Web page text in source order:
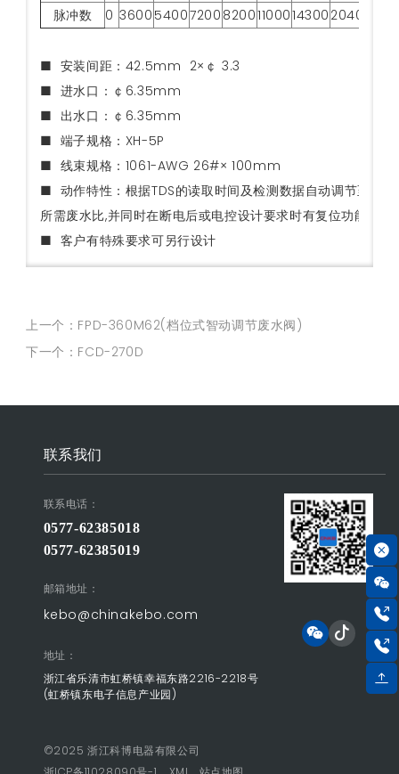
脉冲数 0 3600 54007200 82001100014300 20400
■ 安装间距：42.5mm 2×￠ 3.3
■ 进水口：￠6.35mm
■ 出水口：￠6.35mm
■ 端子规格：XH-5P
■ 线束规格：1061-AWG 26#× 100mm
■ 动作特性：根据TDS的读取时间及检测数据自动调节至
所需废水比,并同时在断电后或电控设计要求时有复位功能
■ 客户有特殊要求可另行设计
上一个：FPD-360M62(档位式智动调节废水阀)
下一个：FCD-270D
联系我们
联系电话：
0577-62385018
0577-62385019
邮箱地址：
kebo@chinakebo.com
地址：
浙江省乐清市虹桥镇幸福东路2216-2218号
(虹桥镇东电子信息产业园)
©2025 浙江科博电器有限公司